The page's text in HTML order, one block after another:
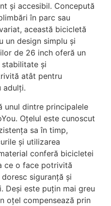
și accesibil. Concepută
în parc sau
această bicicletă
un design simplu și
de 26 inch oferă un
și
atât pentru
adulți.
unul dintre principalele
Oțelul este cunoscut
sa în timp,
și utilizarea
conferă bicicletei
ce o face potrivită
siguranță și
Deși este puțin mai greu
oțel compensează prin